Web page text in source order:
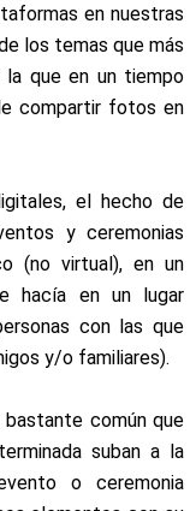
en nuestras
los temas que más
la que en un tiempo
compartir fotos en
el hecho de
y ceremonias
(no virtual), en un
hacía en un lugar
con las que
y/o familiares).
bastante común que
suban a la
o ceremonia